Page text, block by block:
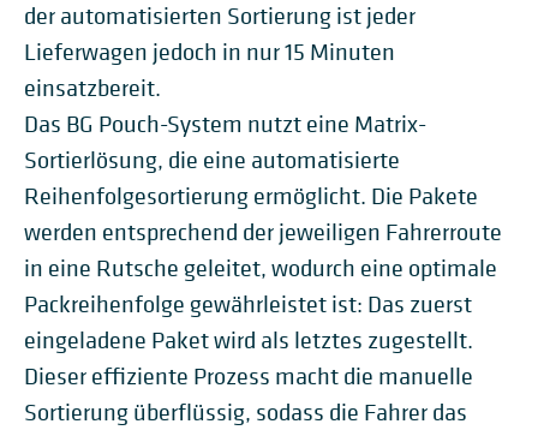
der automatisierten Sortierung ist jeder
Lieferwagen jedoch in nur 15 Minuten
einsatzbereit.
Das BG Pouch-System nutzt eine Matrix-
Sortierlösung, die eine automatisierte
Reihenfolgesortierung ermöglicht. Die Pakete
werden entsprechend der jeweiligen Fahrerroute
in eine Rutsche geleitet, wodurch eine optimale
Packreihenfolge gewährleistet ist: Das zuerst
eingeladene Paket wird als letztes zugestellt.
Dieser effiziente Prozess macht die manuelle
Sortierung überflüssig, sodass die Fahrer das